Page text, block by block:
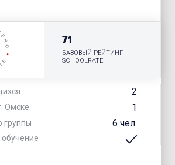
2
Омске 1
группы 6 чел.
71
БАЗОВЫЙ РЕЙТИНГ
SCHOOLRATE